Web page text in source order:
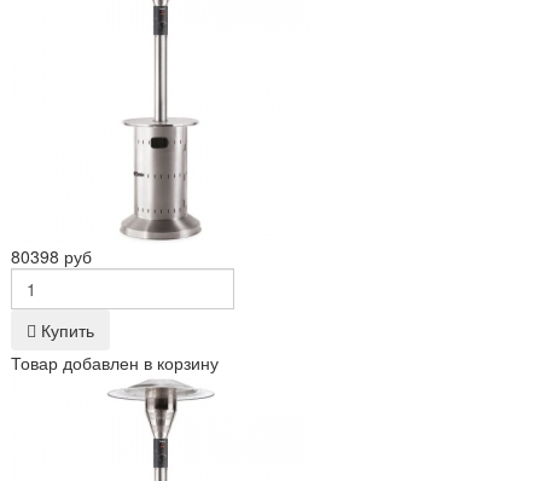
80398 руб
Купить
Товар добавлен в корзину